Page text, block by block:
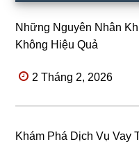
Những Nguyên Nhân
Không Hiệu Quả
2 Tháng 2, 2026
Khám Phá Dịch Vụ Vay